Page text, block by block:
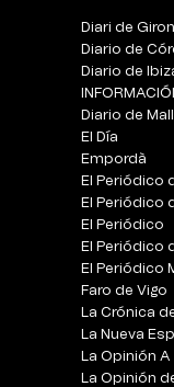
Diari de
Diario de
Diario de
Diario de
El Día
Empordà
El Periódico
El Periódico
El Periódico
El Periódico
El Periódico
Faro de Vigo
La Crónica
La Nueva
La Opinión
La Opinión